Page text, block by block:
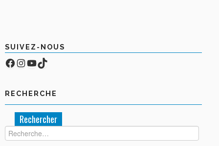
SUIVEZ-NOUS
Facebook
Compte Instagram
YouTube
TikTok
RECHERCHE
Rechercher :